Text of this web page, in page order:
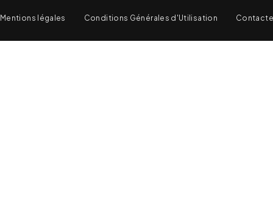
Mentions légales Conditions Générales d'Utilisation